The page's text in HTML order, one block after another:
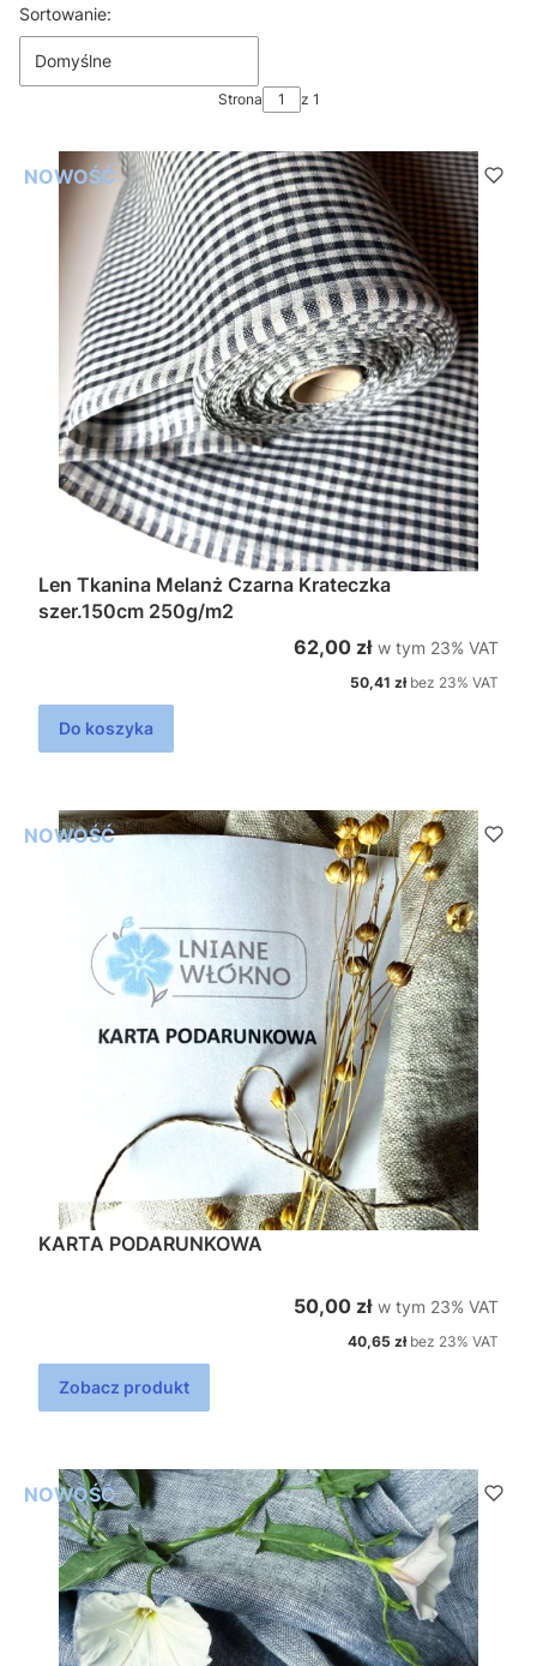
Lista produktów
Sortowanie:
Domyślne
Strona z 1
NOWOŚĆ
Len Tkanina Melanż Czarna Krateczka
szer.150cm 250g/m2
Cena brutto
62,00 zł w tym %s VAT
w tym 23% VAT
Cena netto
50,41 zł bez 23% VAT
Do koszyka
NOWOŚĆ
KARTA PODARUNKOWA
Cena brutto
50,00 zł w tym %s VAT
w tym 23% VAT
Cena netto
40,65 zł bez 23% VAT
Zobacz produkt
NOWOŚĆ